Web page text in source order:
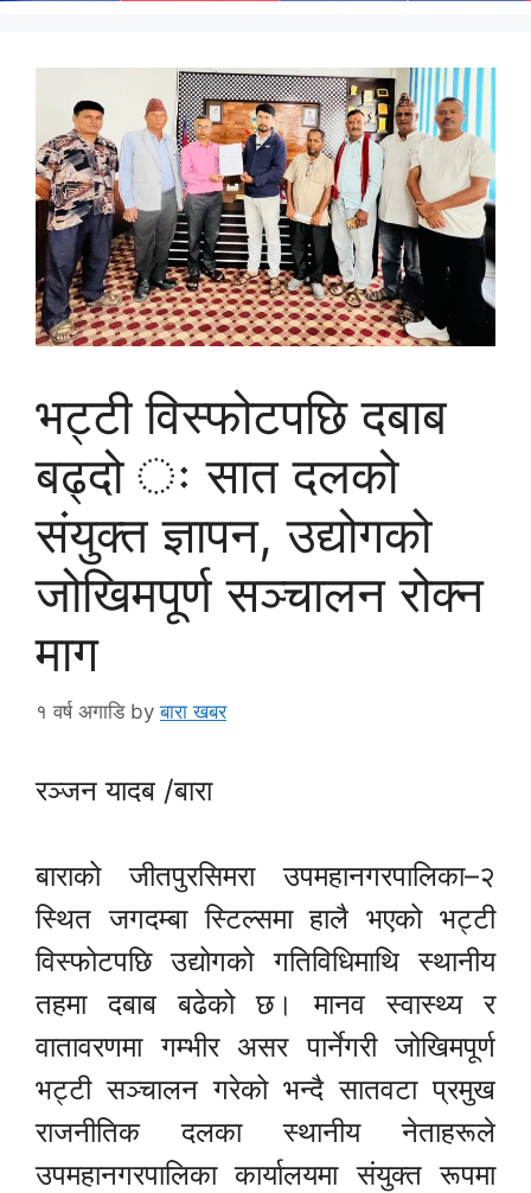
भट्टी विस्फोटपछि दबाब
बढ्दो ः सात दलको
संयुक्त ज्ञापन, उद्योगको
जोखिमपूर्ण सञ्चालन रोक्न
माग
१ वर्ष अगाडि byबारा खबर
रञ्जन यादब /बारा
बाराको जीतपुरसिमरा उपमहानगरपालिका–२
स्थित जगदम्बा स्टिल्समा हालै भएको भट्टी
विस्फोटपछि उद्योगको गतिविधिमाथि स्थानीय
तहमा दबाब बढेको छ। मानव स्वास्थ्य र
वातावरणमा गम्भीर असर पार्नेगरी जोखिमपूर्ण
भट्टी सञ्चालन गरेको भन्दै सातवटा प्रमुख
राजनीतिक दलका स्थानीय नेताहरूले
उपमहानगरपालिका कार्यालयमा संयुक्त रूपमा